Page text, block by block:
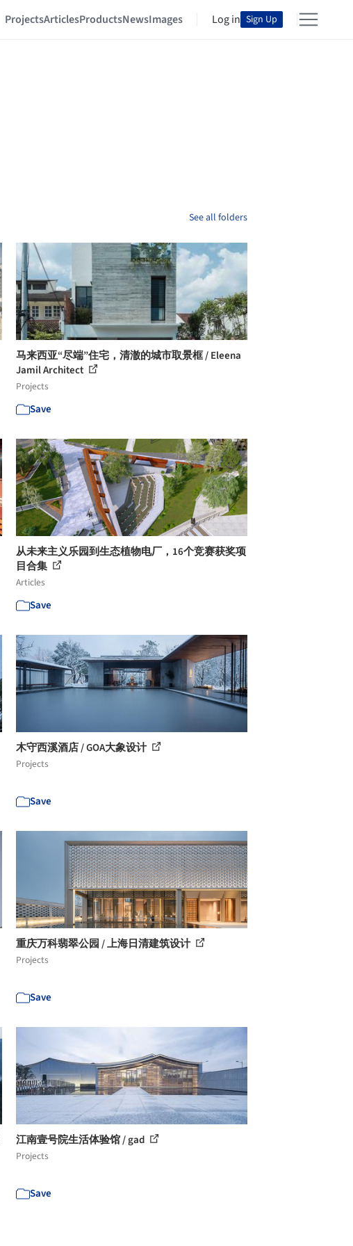
ProjectsArticlesProductsNewsImages Log in Sign Up
See all folders
马来西亚“尽端”住宅，清澈的城市取景框 / Eleena
Jamil Architect
Projects
Save
从未来主义乐园到生态植物电厂，16个竞赛获奖项
目合集
Articles
Save
木守西溪酒店 / GOA大象设计
Projects
Save
重庆万科翡翠公园 / 上海日清建筑设计
Projects
Save
江南壹号院生活体验馆 / gad
Projects
Save